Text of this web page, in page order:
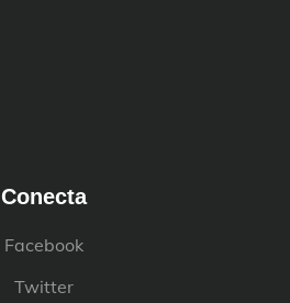
Conecta
Facebook
Twitter